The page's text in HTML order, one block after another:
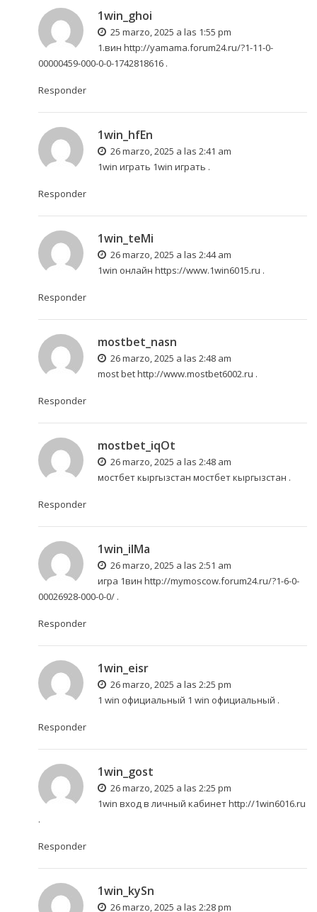
1win_ghoi
25 marzo, 2025 a las 1:55 pm
1.вин http://yamama.forum24.ru/?1-11-0-
00000459-000-0-0-1742818616.
Responder
1win_hfEn
26 marzo, 2025 a las 2:41 am
1win играть 1win играть .
Responder
1win_teMi
26 marzo, 2025 a las 2:44 am
1win онлайн https://www.1win6015.ru .
Responder
mostbet_nasn
26 marzo, 2025 a las 2:48 am
most bethttp://www.mostbet6002.ru .
Responder
mostbet_iqOt
26 marzo, 2025 a las 2:48 am
мостбет кыргызстан мостбет кыргызстан .
Responder
1win_ilMa
26 marzo, 2025 a las 2:51 am
игра 1вин http://mymoscow.forum24.ru/?1-6-0-
00026928-000-0-0/.
Responder
1win_eisr
26 marzo, 2025 a las 2:25 pm
1 win официальный 1 win официальный .
Responder
1win_gost
26 marzo, 2025 a las 2:25 pm
1win вход в личный кабинетhttp://1win6016.ru
.
Responder
1win_kySn
26 marzo, 2025 a las 2:28 pm